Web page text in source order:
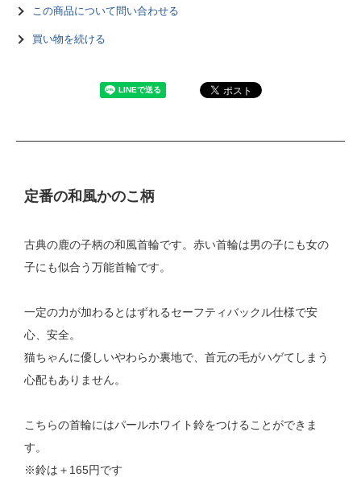
この商品について問い合わせる
買い物を続ける
定番の和風かのこ柄
古典の鹿の子柄の和風首輪です。赤い首輪は男の子にも女の
子にも似合う万能首輪です。
一定の力が加わるとはずれるセーフティバックル仕様で安
心、安全。
猫ちゃんに優しいやわらか裏地で、首元の毛がハゲてしまう
心配もありません。
こちらの首輪にはパールホワイト鈴をつけることができま
す。
※鈴は＋165円です